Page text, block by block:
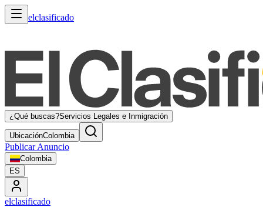
elclasificado
¿Qué buscas?Servicios Legales e Inmigración
UbicaciónColombia
Publicar Anuncio
Colombia
ES
elclasificado